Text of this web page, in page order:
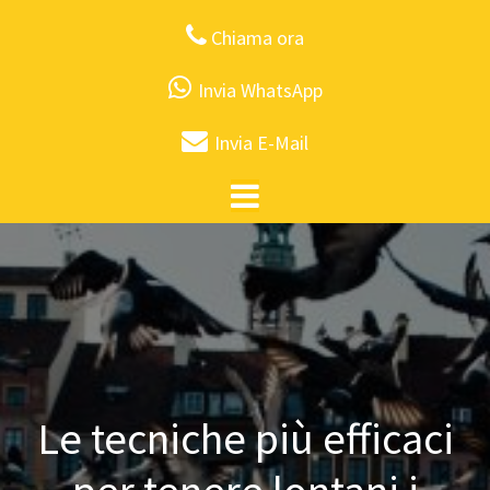
Chiama ora
Invia WhatsApp
Invia E-Mail
Le tecniche più efficaci